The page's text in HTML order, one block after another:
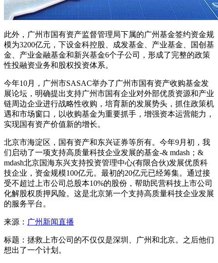
此外，广州市国有资产监督管理局下属的广州基金签约资金规
模为3200亿元，下设金科控股、成发基金、产业基金、国创基
金、产业金融基金和新兴基金6个子公司，形成了完整的政策
性投融资业务和股权投资体系。
今年10月，广州市SASAC举办了广州市国有资产收购基金发
展论坛，明确提出支持广州市国有企业对外部优质资源和产业
链周边企业进行战略性收购，培育新的发展势头，抓住政策机
遇和市场窗口，以收购基金为重要抓手，增强资本运营能力，
实现国有资产价值新的增长。
北京市海淀区，国有资产和东兴证券等所有。今年9月初，我
们启动了一项支持高质量科技企业发展的基金-& mdash；&
mdash北京国海东兴支持投资管理中心(有限合伙)发展优质科
技企业，资金规模100亿元。最初的20亿元已经筹集。通过接
受不超过上市公司总股本10%的股份，帮助民营科技上市公司
化解股权质押风险。这是北京第一个支持高质量科技企业发展
的服务平台。
来源： 广州新闻直播
标题：拯救上市公司的不仅仅是深圳、广州和北京。之后他们
想出了一个计划。